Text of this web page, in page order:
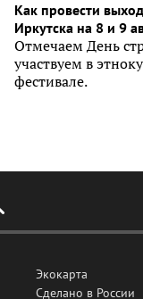
Как провести
Иркутска на 8 и 9
Отмечаем День
участвуем в
фестивале.
Экокарта
Сделано в России